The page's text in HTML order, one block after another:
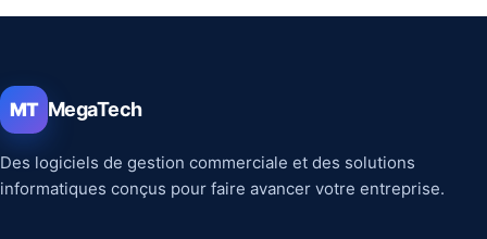
MT MegaTech
Des logiciels de gestion commerciale et des solutions
informatiques conçus pour faire avancer votre entreprise.